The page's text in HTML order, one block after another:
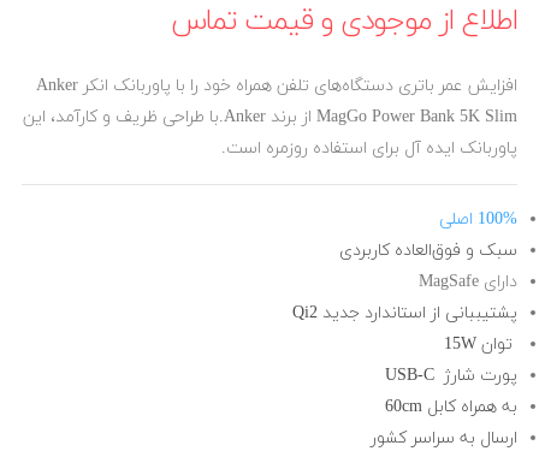
اطلاع از موجودی و قیمت تماس
افزایش عمر باتری دستگاه‌های تلفن همراه خود را با پاوربانک انکر Anker
MagGo Power Bank 5K Slim از برند Anker.با طراحی ظریف و کارآمد، این
پاوربانک ایده آل برای استفاده روزمره است.
100% اصلی
سبک و فوق‌العاده کاربردی
دارای MagSafe
پشتیببانی از استاندارد جدید Qi2
توان 15W
پورت شارژ USB-C
به همراه کابل 60cm
ارسال به سراسر کشور